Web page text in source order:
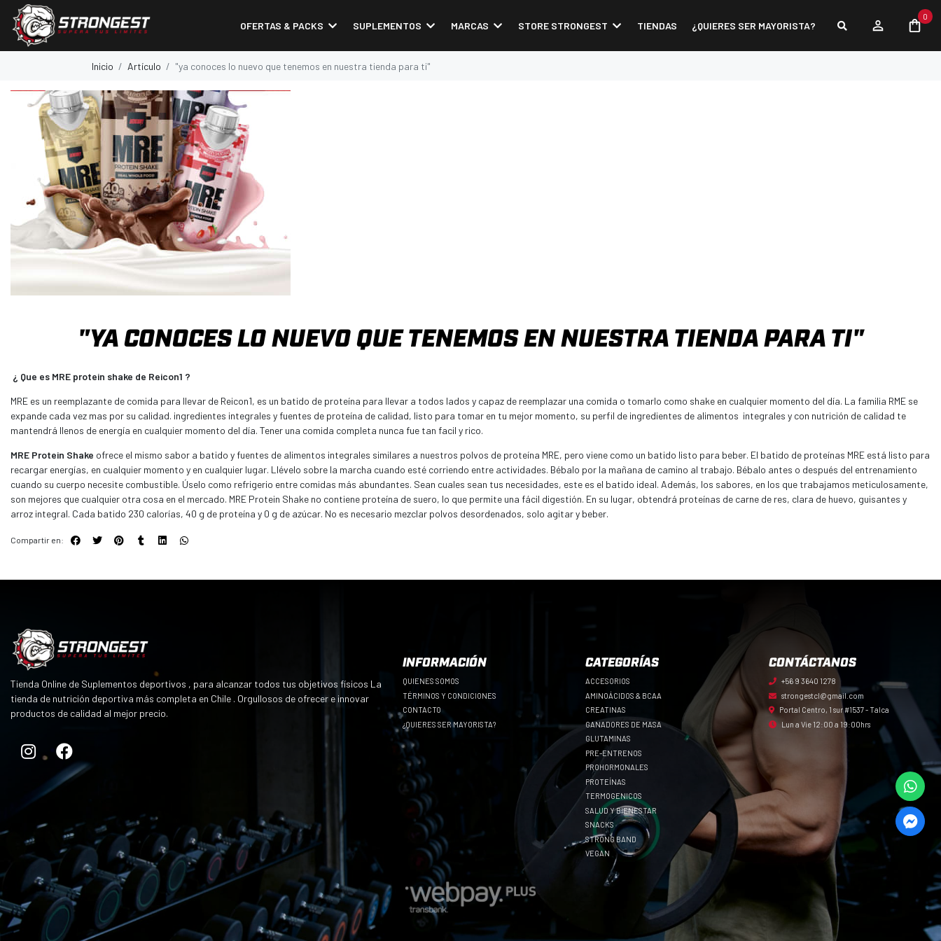
OFERTAS & PACKS SUPLEMENTOS MARCAS STORE STRONGEST TIENDAS ¿QUIERES SER MAYORISTA?
0
Inicio Artículo "ya conoces lo nuevo que tenemos en nuestra tienda para ti"
"YA CONOCES LO NUEVO QUE TENEMOS EN NUESTRA TIENDA PARA TI"
¿ Que es MRE protein shake de Reicon1 ?
MRE es un reemplazante de comida para llevar de Reicon1, es un batido de proteína para llevar a todos lados y capaz de reemplazar una comida o tomarlo como shake en cualquier momento del día. La familia RME se
expande cada vez mas por su calidad. ingredientes integrales y fuentes de proteína de calidad, listo para tomar en tu mejor momento, su perfil de ingredientes de alimentos integrales y con nutrición de calidad te
mantendrá llenos de energía en cualquier momento del día. Tener una comida completa nunca fue tan facil y rico.
MRE Protein Shake ofrece el mismo sabor a batido y fuentes de alimentos integrales similares a nuestros polvos de proteína MRE, pero viene como un batido listo para beber. El batido de proteínas MRE está listo para
recargar energías, en cualquier momento y en cualquier lugar. Llévelo sobre la marcha cuando esté corriendo entre actividades. Bébalo por la mañana de camino al trabajo. Bébalo antes o después del entrenamiento
cuando su cuerpo necesite combustible. Úselo como refrigerio entre comidas más abundantes. Sean cuales sean tus necesidades, este es el batido ideal. Además, los sabores, en los que trabajamos meticulosamente,
son mejores que cualquier otra cosa en el mercado. MRE Protein Shake no contiene proteína de suero, lo que permite una fácil digestión. En su lugar, obtendrá proteínas de carne de res, clara de huevo, guisantes y
arroz integral. Cada batido 230 calorías, 40 g de proteína y 0 g de azúcar. No es necesario mezclar polvos desordenados, solo agitar y beber.
Compartir en:
Tienda Online de Suplementos deportivos , para alcanzar todos tus objetivos físicos La
tienda de nutrición deportiva más completa en Chile . Orgullosos de ofrecer e innovar
productos de calidad al mejor precio.
INFORMACIÓN
QUIENES SOMOS
TÉRMINOS Y CONDICIONES
CONTACTO
¿QUIERES SER MAYORISTA?
CATEGORÍAS
ACCESORIOS
AMINOÁCIDOS & BCAA
CREATINAS
GANADORES DE MASA
GLUTAMINAS
PRE-ENTRENOS
PROHORMONALES
PROTEÍNAS
TERMOGENICOS
SALUD Y BIENESTAR
SNACKS
STRONG BAND
VEGAN
CONTÁCTANOS
+56 9 3640 1278
strongestcl@gmail.com
Portal Centro, 1 sur #1537 - Talca
Lun a Vie 12:00 a 19:00hrs